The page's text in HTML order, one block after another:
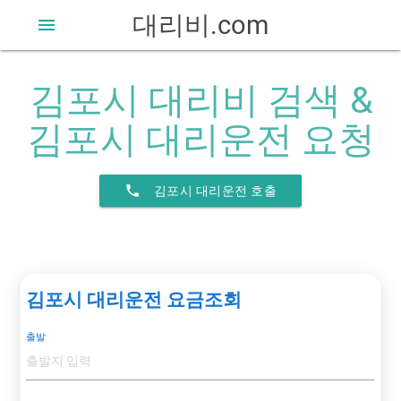
대리비.com
menu
김포시 대리비 검색 &
김포시 대리운전 요청
phone 김포시 대리운전 호출
김포시 대리운전 요금조회
출발